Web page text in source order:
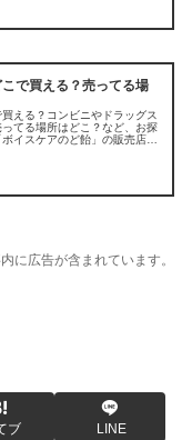
で買える？売ってる場
える？コンビニやドラッグス
てる場所はどこ？など、お探
イスケアのど飴」の販売店を
に広告が含まれています。
ブ LINE